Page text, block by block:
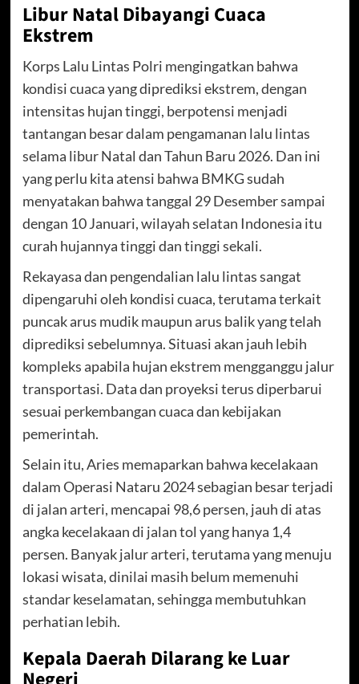
Libur Natal Dibayangi Cuaca
Ekstrem
Korps Lalu Lintas Polri mengingatkan bahwa
kondisi cuaca yang diprediksi ekstrem, dengan
intensitas hujan tinggi, berpotensi menjadi
tantangan besar dalam pengamanan lalu lintas
selama libur Natal dan Tahun Baru 2026. Dan ini
yang perlu kita atensi bahwa BMKG sudah
menyatakan bahwa tanggal 29 Desember sampai
dengan 10 Januari, wilayah selatan Indonesia itu
curah hujannya tinggi dan tinggi sekali.
Rekayasa dan pengendalian lalu lintas sangat
dipengaruhi oleh kondisi cuaca, terutama terkait
puncak arus mudik maupun arus balik yang telah
diprediksi sebelumnya. Situasi akan jauh lebih
kompleks apabila hujan ekstrem mengganggu jalur
transportasi. Data dan proyeksi terus diperbarui
sesuai perkembangan cuaca dan kebijakan
pemerintah.
Selain itu, Aries memaparkan bahwa kecelakaan
dalam Operasi Nataru 2024 sebagian besar terjadi
di jalan arteri, mencapai 98,6 persen, jauh di atas
angka kecelakaan di jalan tol yang hanya 1,4
persen. Banyak jalur arteri, terutama yang menuju
lokasi wisata, dinilai masih belum memenuhi
standar keselamatan, sehingga membutuhkan
perhatian lebih.
Kepala Daerah Dilarang ke Luar